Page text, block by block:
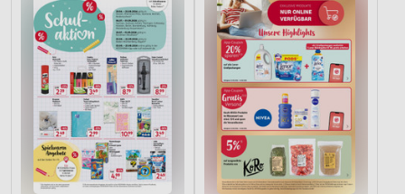
Funktional
Werbung